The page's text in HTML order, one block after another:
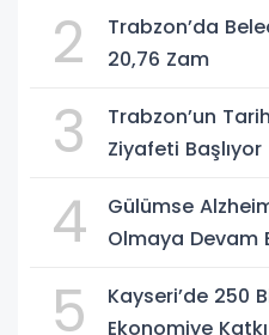
2
Trabzon’da
20,76 Zam
3
Trabzon’un
Ziyafeti Başlıyor
4
Gülümse
Olmaya Devam
5
Kayseri’de 250
Ekonomiye